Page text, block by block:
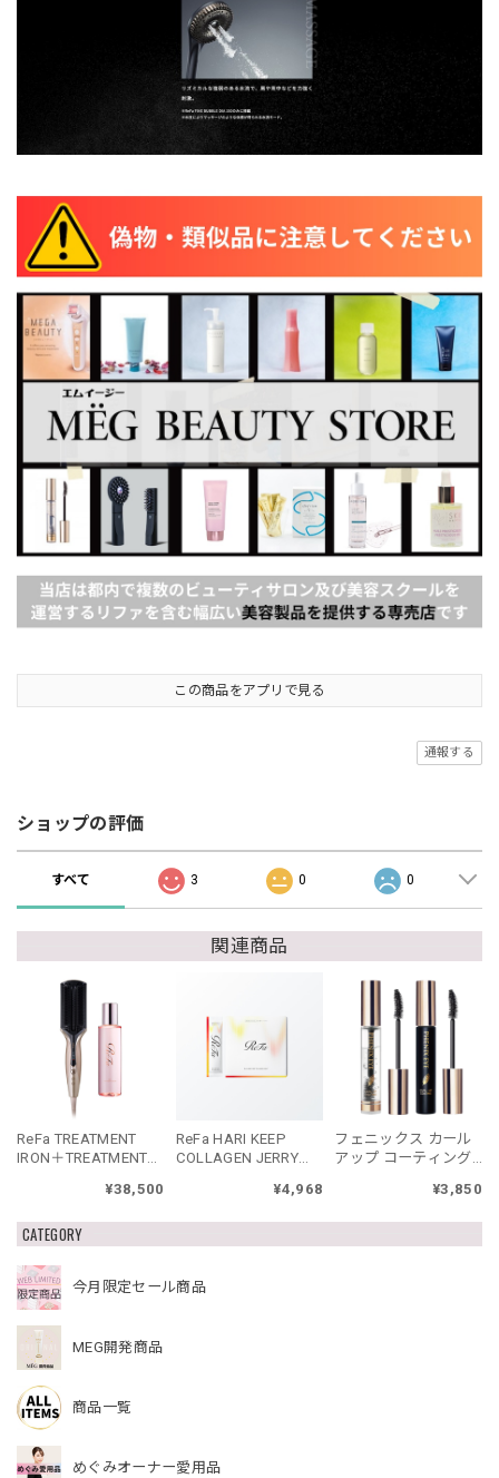
CATEGORY
今月限定セール商品
MEG開発商品
商品一覧
めぐみオーナー愛用品
この商品をアプリで見る
通報する
ショップの評価
すべて 3 0 0
関連商品
ReFa TREATMENT
IRON＋TREATMENT
トリートメントアイ
¥38,500
ReFa HARI KEEP
COLLAGEN JERRY
ラーゲンゼリー¥4,968
フェニックス カール
アップ コーティング
¥3,850